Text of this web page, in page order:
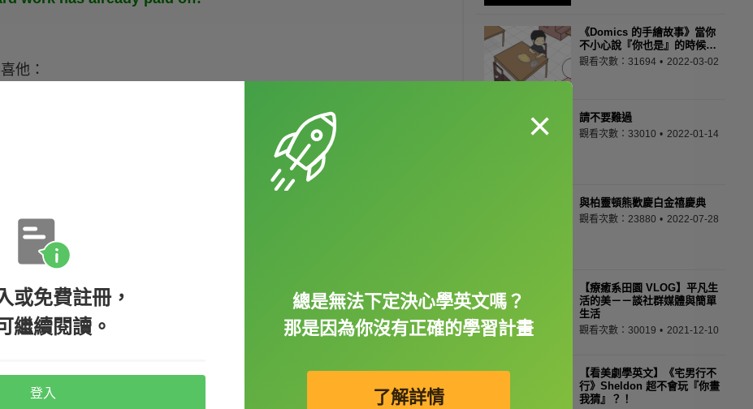
他：
really happy for you.
很為你開心。）
知名的其中一句台詞就是 “May the odds be
may... 就是「願...」的意思喔。所以若是你要
《Domics 的手繪故事》當你
不小心說『你也是』的時候…
觀看次數：31694 2022-03-02
請不要難過
觀看次數：33010 2022-01-14
與柏靈頓熊歡慶白金禧慶典
觀看次數：23880 2022-07-28
【療癒系田園 VLOG】平凡生
活的美－－談社群媒體與簡單
生活
觀看次數：30019 2021-12-10
【看美劇學英文】《宅男行不
行》Sheldon 超不會玩『你畫
我猜』？！
×
或免費註冊，
繼續閱讀。
登入
總是無法下定決心學英文嗎？
那是因為你沒有正確的學習計畫
了解詳情